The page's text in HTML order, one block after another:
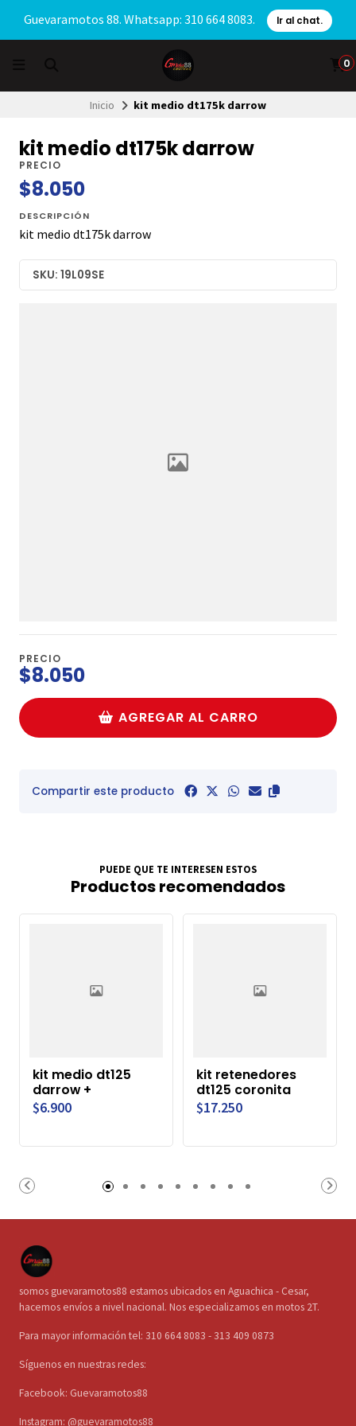
Guevaramotos 88. Whatsapp: 310 664 8083. Ir al chat.
0
Inicio kit medio dt175k darrow
kit medio dt175k darrow
PRECIO
$8.050
DESCRIPCIÓN
kit medio dt175k darrow
SKU: 19L09SE
PRECIO
$8.050
AGREGAR AL CARRO
Compartir este producto
PUEDE QUE TE INTERESEN ESTOS
Productos recomendados
kit medio dt125
darrow +
$6.900
kit retenedores
dt125 coronita
$17.250
somos guevaramotos88 estamos ubicados en Aguachica - Cesar,
hacemos envíos a nivel nacional. Nos especializamos en motos 2T.
Para mayor información tel: 310 664 8083 - 313 409 0873
Síguenos en nuestras redes:
Facebook: Guevaramotos88
Instagram: @guevaramotos88